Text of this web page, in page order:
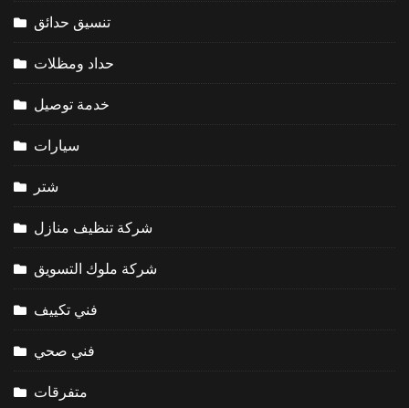
تنسيق حدائق
حداد ومظلات
خدمة توصيل
سيارات
شتر
شركة تنظيف منازل
شركة ملوك التسويق
فني تكييف
فني صحي
متفرقات